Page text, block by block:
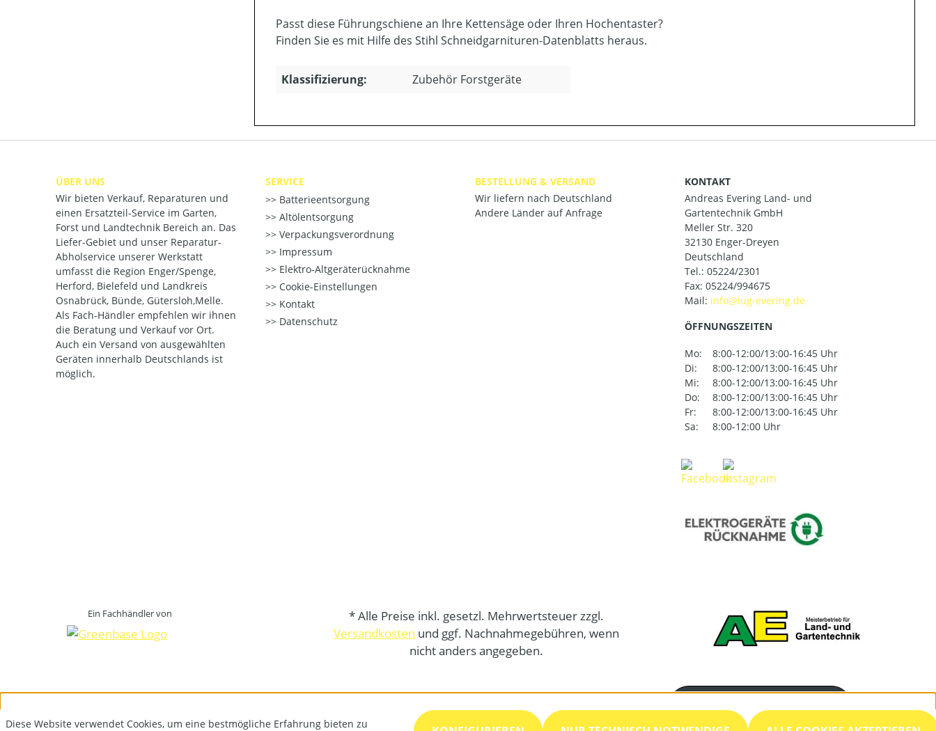
Passt diese Führungschiene an Ihre Kettensäge oder Ihren Hochentaster?
Finden Sie es mit Hilfe des Stihl Schneidgarnituren-Datenblatts heraus.
Klassifizierung: Zubehör Forstgeräte
ÜBER UNS
Wir bieten Verkauf, Reparaturen und
einen Ersatzteil-Service im Garten,
Forst und Landtechnik Bereich an. Das
Liefer-Gebiet und unser Reparatur-
Abholservice unserer Werkstatt
umfasst die Region Enger/Spenge,
Herford, Bielefeld und Landkreis
Osnabrück, Bünde, Gütersloh,Melle.
Als Fach-Händler empfehlen wir ihnen
die Beratung und Verkauf vor Ort.
Auch ein Versand von ausgewählten
Geräten innerhalb Deutschlands ist
möglich.
SERVICE
Batterieentsorgung
Altölentsorgung
Verpackungsverordnung
Impressum
Elektro-Altgeräterücknahme
Cookie-Einstellungen
Kontakt
Datenschutz
BESTELLUNG & VERSAND
Wir liefern nach Deutschland
Andere Länder auf Anfrage
KONTAKT
Andreas Evering Land- und
Gartentechnik GmbH
Meller Str. 320
32130 Enger-Dreyen
Deutschland
Tel.: 05224/2301
Fax: 05224/994675
Mail:
ÖFFNUNGSZEITEN
Mo:
8:00-12:00/13:00-16:45 Uhr
Di:
8:00-12:00/13:00-16:45 Uhr
Mi:
8:00-12:00/13:00-16:45 Uhr
Do:
8:00-12:00/13:00-16:45 Uhr
Fr:
8:00-12:00/13:00-16:45 Uhr
Sa:
8:00-12:00 Uhr
Ein Fachhändler von
* Alle Preise inkl. gesetzl. Mehrwertsteuer zzgl.
Versandkosten und ggf. Nachnahmegebühren, wenn
nicht anders angegeben.
05224/2301
Diese Website verwendet Cookies, um eine bestmögliche Erfahrung bieten zu